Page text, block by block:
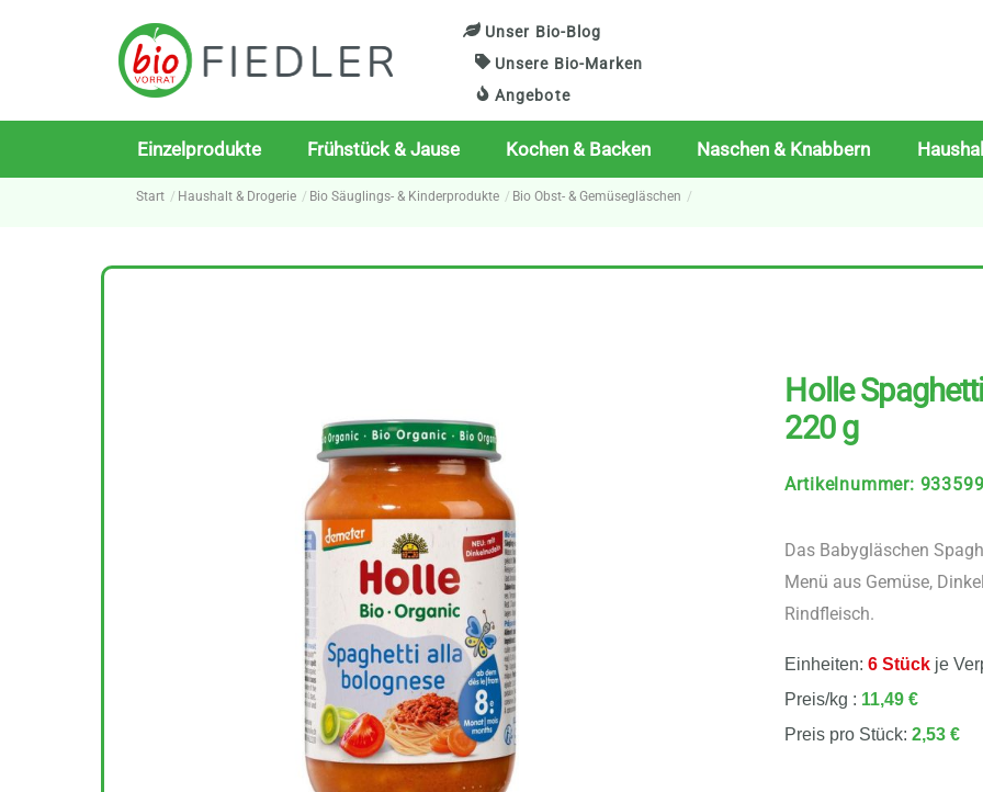
Unser Bio-Blog
Unsere Bio-Marken
Angebote
Einzelprodukte Frühstück & Jause Kochen & Backen Naschen & Knabbern
Start Haushalt & Drogerie Bio Säuglings- & Kinderprodukte Bio Obst- & Gemüsegläschen
Holle
220 g
Artikelnummer:
Das Babygläschen
Menü aus Gemüse,
Rindfleisch.
Einheiten:6 Stück je
Preis/kg : 11,49 €
Preis pro Stück:2,53 €